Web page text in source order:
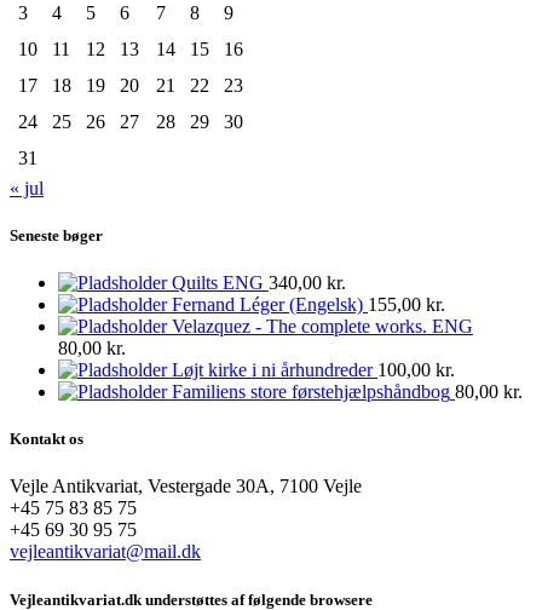
3
4 5 6 7 8
9
10
11 12 13 14 15
16
17
18 19 20 21 22
23
24
25 26 27 28 29
30
31
« jul
Seneste bøger
Quilts ENG 340,00 kr.
Fernand Léger (Engelsk) 155,00 kr.
Velazquez - The complete works. ENG
80,00 kr.
Løjt kirke i ni århundreder 100,00 kr.
Familiens store førstehjælpshåndbog 80,00 kr.
Kontakt os
Vejle Antikvariat, Vestergade 30A, 7100 Vejle
+45 75 83 85 75
+45 69 30 95 75
vejleantikvariat@mail.dk
Vejleantikvariat.dk understøttes af følgende browsere